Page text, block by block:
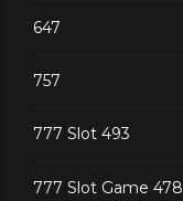
647
757
777 Slot 493
777 Slot Game 478